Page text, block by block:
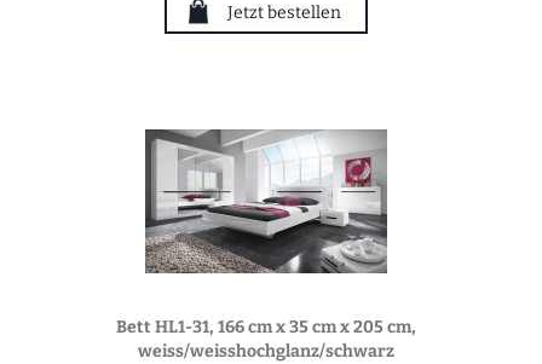
Jetzt bestellen
Bett HL1-31, 166 cm x 35 cm x 205 cm,
weiss/weisshochglanz/schwarz